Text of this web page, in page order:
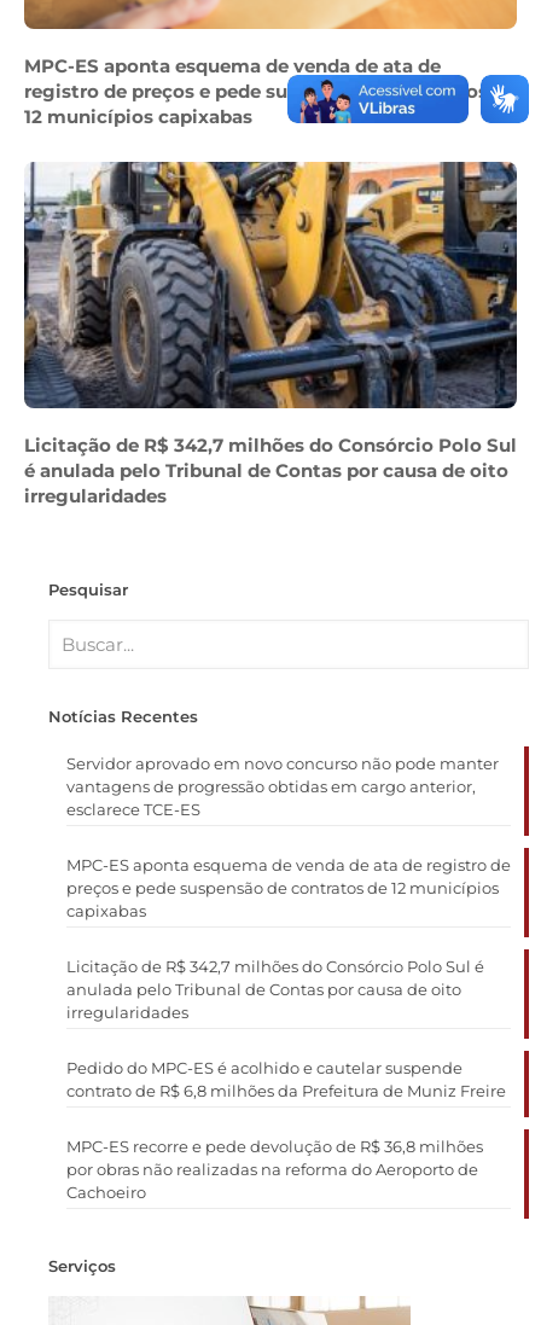
MPC-ES aponta esquema de venda de ata de
registro de preços e pede suspensão de contratos de
12 municípios capixabas
Licitação de R$ 342,7 milhões do Consórcio Polo Sul
é anulada pelo Tribunal de Contas por causa de oito
irregularidades
Pesquisar
Notícias Recentes
Servidor aprovado em novo concurso não pode manter
vantagens de progressão obtidas em cargo anterior,
esclarece TCE-ES
MPC-ES aponta esquema de venda de ata de registro de
preços e pede suspensão de contratos de 12 municípios
capixabas
Licitação de R$ 342,7 milhões do Consórcio Polo Sul é
anulada pelo Tribunal de Contas por causa de oito
irregularidades
Pedido do MPC-ES é acolhido e cautelar suspende
contrato de R$ 6,8 milhões da Prefeitura de Muniz Freire
MPC-ES recorre e pede devolução de R$ 36,8 milhões
por obras não realizadas na reforma do Aeroporto de
Cachoeiro
Serviços